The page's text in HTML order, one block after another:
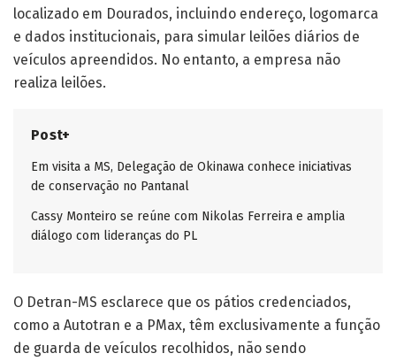
localizado em Dourados, incluindo endereço, logomarca
e dados institucionais, para simular leilões diários de
veículos apreendidos. No entanto, a empresa não
realiza leilões.
Post+
Em visita a MS, Delegação de Okinawa conhece iniciativas
de conservação no Pantanal
Cassy Monteiro se reúne com Nikolas Ferreira e amplia
diálogo com lideranças do PL
O Detran-MS esclarece que os pátios credenciados,
como a Autotran e a PMax, têm exclusivamente a função
de guarda de veículos recolhidos, não sendo